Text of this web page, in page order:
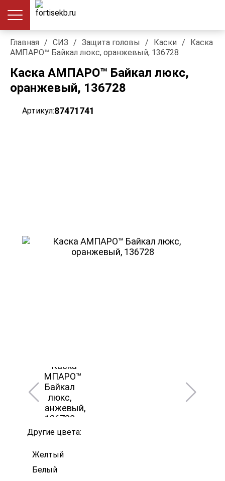
Главная / СИЗ / Защита головы / Каски /
Каска
АМПАРО™ Байкал люкс, оранжевый, 136728
Каска АМПАРО™ Байкал люкс,
оранжевый, 136728
Артикул:87471741
Другие цвета:
Желтый
Белый